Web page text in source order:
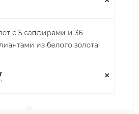
с 5 сапфирами и 36
из белого золота